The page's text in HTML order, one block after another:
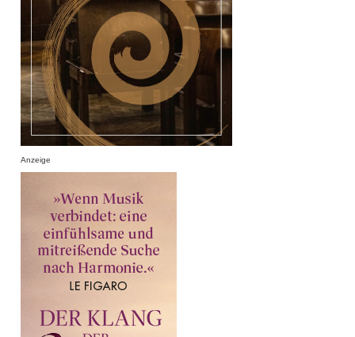
Anzeige